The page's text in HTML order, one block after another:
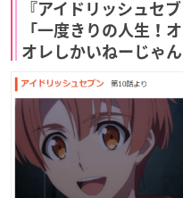
『アイドリッシュセ
「一度きりの人生！
オレしかいねーじゃん